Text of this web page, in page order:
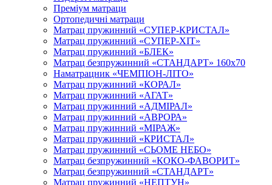
Преміум матраци
Ортопедичні матраци
Матрац пружинний «СУПЕР-КРИСТАЛ»
Матрац пружинний «СУПЕР-ХІТ»
Матрац пружинний «БЛЕК»
Матрац безпружинний «СТАНДАРТ» 160х70
Наматрацник «ЧЕМПІОН-ЛІТО»
Матрац пружинний «КОРАЛ»
Матрац пружинний «АГАТ»
Матрац пружинний «АДМІРАЛ»
Матрац пружинний «АВРОРА»
Матрац пружинний «МІРАЖ»
Матрац пружинний «КРИСТАЛ»
Матрац пружинний «СЬОМЕ НЕБО»
Матрац безпружинний «КОКО-ФАВОРИТ»
Матрац безпружинний «СТАНДАРТ»
Матрац пружинний «НЕПТУН»